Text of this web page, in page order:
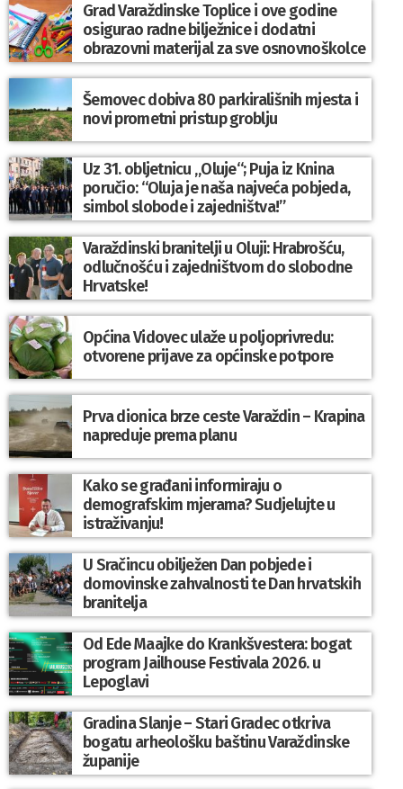
Grad Varaždinske Toplice i ove godine
osigurao radne bilježnice i dodatni
obrazovni materijal za sve osnovnoškolce
Šemovec dobiva 80 parkirališnih mjesta i
novi prometni pristup groblju
Uz 31. obljetnicu „Oluje“; Puja iz Knina
poručio: “Oluja je naša najveća pobjeda,
simbol slobode i zajedništva!”
Varaždinski branitelji u Oluji: Hrabrošću,
odlučnošću i zajedništvom do slobodne
Hrvatske!
Općina Vidovec ulaže u poljoprivredu:
otvorene prijave za općinske potpore
Prva dionica brze ceste Varaždin – Krapina
napreduje prema planu
Kako se građani informiraju o
demografskim mjerama? Sudjelujte u
istraživanju!
U Sračincu obilježen Dan pobjede i
domovinske zahvalnosti te Dan hrvatskih
branitelja
Od Ede Maajke do Krankšvestera: bogat
program Jailhouse Festivala 2026. u
Lepoglavi
Gradina Slanje – Stari Gradec otkriva
bogatu arheološku baštinu Varaždinske
županije